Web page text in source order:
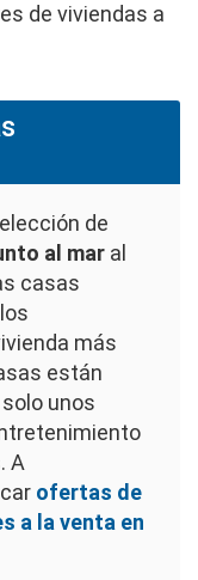
de viviendas a
de
al mar al
casas
más
están
unos
A
ofertas de
a la venta en